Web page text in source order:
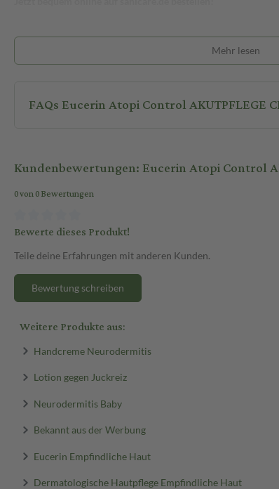
Mehr lesen
FAQs Eucerin Atopi Control AKUTPFLEGE
Kundenbewertungen: Eucerin Atopi Control
0 von 0 Bewertungen
Bewerte dieses Produkt!
Teile deine Erfahrungen mit anderen Kunden.
Bewertung schreiben
Weitere Produkte aus:
Handcreme Neurodermitis
Lotion gegen Juckreiz
Neurodermitis Baby
Bekannt aus der Werbung
Eucerin Empfindliche Haut
Dermatologische Hautpflege Empfindliche Haut